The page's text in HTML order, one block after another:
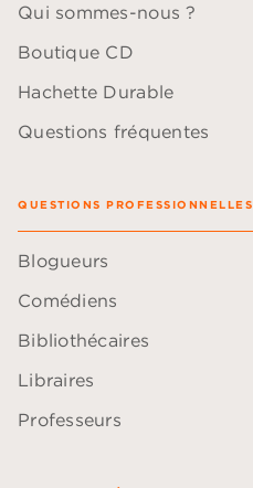
Qui sommes-nous ?
Boutique CD
Hachette Durable
Questions fréquentes
QUESTIONS PROFESSIONNELLES
Blogueurs
Comédiens
Bibliothécaires
Libraires
Professeurs